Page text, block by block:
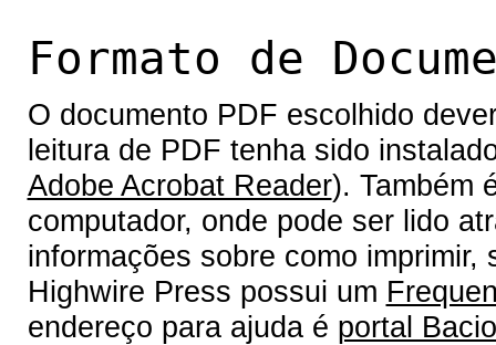
Formato de
O documento PDF escolhido
leitura de PDF tenha sido
Adobe Acrobat Reader). Também
computador, onde pode ser lido
informações sobre como
Highwire Press possui um
endereço para ajuda é portal